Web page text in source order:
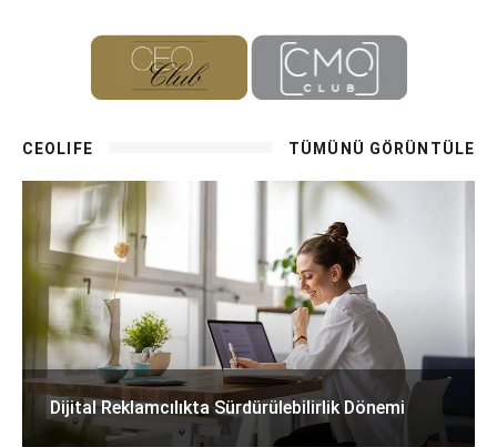
CEOLIFE TÜMÜNÜ GÖRÜNTÜLE
Dijital Reklamcılıkta Sürdürülebilirlik Dönemi